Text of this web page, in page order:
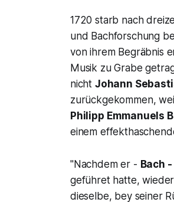
1720 starb nach
und Bachforschung
von ihrem Begräbnis
Musik zu Grabe
nicht Johann
zurückgekommen,
Philipp Emmanuels
einem
"Nachdem er - Bach -
geführet hatte,
dieselbe, bey seiner